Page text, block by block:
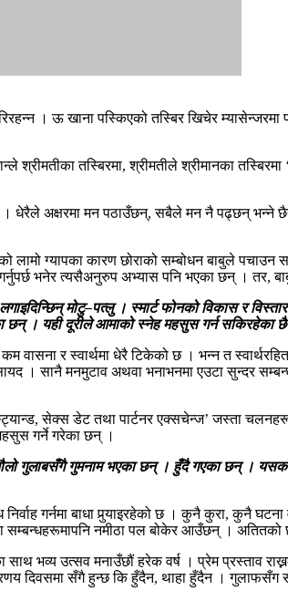
। ऊ खाना पस्किएको तस्बिर खिचेर म्यासेन्जरमा
तस्बिरमा, श्रीमतीले श्रीमानका
। धेरैले अक्षरमा मन पठाउँछन्, सबैले मन नै पढ्छन्
लामो ग्यापका कारण छोराको सम्बोधन बाबुले
भनेर त्यसैअनुरुप अभ्यास पनि भएका छन् । तर,
मोटु–पत्लु । स्मार्ट फोनको विकास र
छन् । यही दूरीले आमाको स्नेह महसुस गर्न सकिरहेका
र स्वार्थमा धेरै टिकेको छ । भन्न त
। सानै मनमुटाव अथवा भनाभनमा एउटा सुन्दर
सेक्स डेट तथा पार्टनर एक्सचेन्ज’ जस्ता
गर्ने गरेका छन् ।
गुलाबसँगै गुमनाम भएका छन् । हुँदै गएका छन् । यसको
गर्नमा बाधा पुर्‍याइरहेको छ । कुनै कुरा, कुनै
नमीठा पल बोकेर आउँछन् । अतितको
भव्य उत्सव मनाउँछौं हरेक वर्ष । प्रेम प्रस्ताव
दिवसमा सँगै हुन्छ कि हुँदैन, थाहा हुँदैन । गुलाफसँग